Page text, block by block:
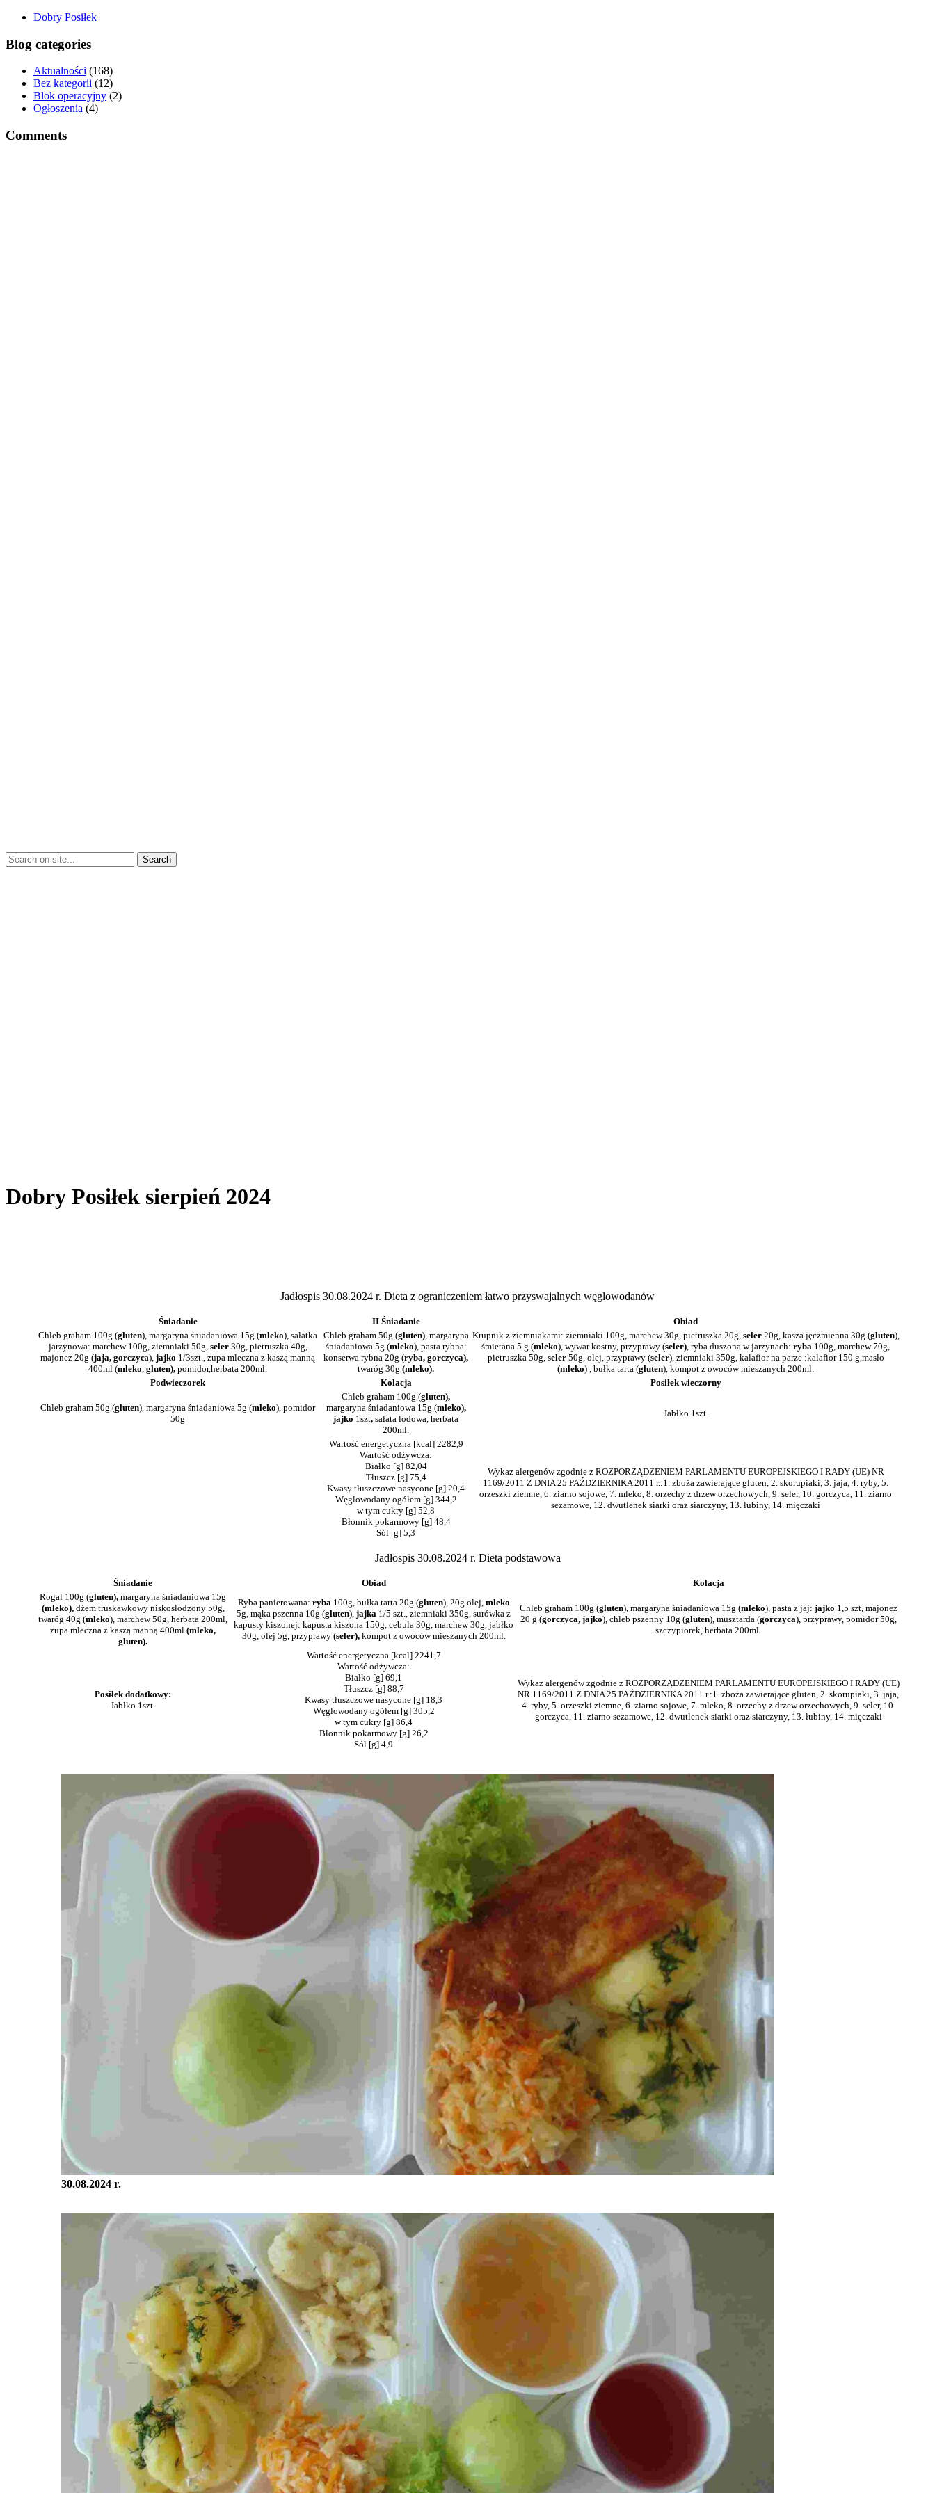
Dobry Posiłek
Blog categories
Aktualności (168)
Bez kategorii (12)
Blok operacyjny (2)
Ogłoszenia (4)
Comments
Dobry Posiłek sierpień 2024
Jadłospis 30.08.2024 r. Dieta z ograniczeniem łatwo przyswajalnych węglowodanów
Śniadanie II Śniadanie
Obiad
Chleb graham 100g (gluten), margaryna śniadaniowa 15g (mleko), sałatka
jarzynowa: marchew 100g, ziemniaki 50g, seler 30g, pietruszka 40g,
majonez 20g (jaja, gorczyca), jajko 1/3szt., zupa mleczna z kaszą manną
400ml (mleko, gluten), pomidor,herbata 200ml.
Chleb graham 50g (gluten), margaryna
śniadaniowa 5g (mleko), pasta rybna:
konserwa rybna 20g (ryba, gorczyca),
twaróg 30g (mleko).
Krupnik z ziemniakami: ziemniaki 100g, marchew 30g, pietruszka 20g, seler20g, kasza jęczmienna 30g (gluten),
śmietana 5 g (mleko), wywar kostny, przyprawy (seler), ryba duszona w jarzynach: ryba 100g, marchew 70g,
pietruszka 50g, seler 50g, olej, przyprawy (seler), ziemniaki 350g, kalafior na parze :kalafior 150 g,masło
(mleko) , bułka tarta (gluten), kompot z owoców mieszanych 200ml.
Podwieczorek
Kolacja Posiłek wieczorny
Chleb graham 50g (gluten), margaryna śniadaniowa 5g (mleko), pomidor
50g
Chleb graham 100g (gluten),
margaryna śniadaniowa 15g (mleko),
jajko 1szt, sałata lodowa, herbata
200ml.
Jabłko 1szt.
Wartość energetyczna [kcal] 2282,9
Wartość odżywcza:
Białko [g] 82,04
Tłuszcz [g] 75,4
Kwasy tłuszczowe nasycone [g] 20,4
Węglowodany ogółem [g] 344,2
w tym cukry [g] 52,8
Błonnik pokarmowy [g] 48,4
Sól [g] 5,3
Wykaz alergenów zgodnie z ROZPORZĄDZENIEM PARLAMENTU EUROPEJSKIEGO I RADY (UE) NR
1169/2011 Z DNIA 25 PAŹDZIERNIKA 2011 r.:1. zboża zawierające gluten, 2. skorupiaki, 3. jaja, 4. ryby, 5.
orzeszki ziemne, 6. ziarno sojowe, 7. mleko, 8. orzechy z drzew orzechowych, 9. seler, 10. gorczyca, 11. ziarno
sezamowe, 12. dwutlenek siarki oraz siarczyny, 13. łubiny, 14. mięczaki
Jadłospis 30.08.2024 r. Dieta podstawowa
Śniadanie Obiad
Kolacja
Rogal 100g (gluten), margaryna śniadaniowa 15g
(mleko), dżem truskawkowy niskosłodzony 50g,
twaróg 40g (mleko), marchew 50g, herbata 200ml,
zupa mleczna z kaszą manną 400ml (mleko,
gluten).
Ryba panierowana: ryba100g, bułka tarta 20g (gluten), 20g olej, mleko
5g, mąka pszenna 10g (gluten), jajka 1/5 szt., ziemniaki 350g, surówka z
kapusty kiszonej: kapusta kiszona 150g, cebula 30g, marchew 30g, jabłko
30g, olej 5g, przyprawy (seler), kompot z owoców mieszanych 200ml.
Chleb graham 100g (gluten), margaryna śniadaniowa 15g (mleko), pasta z jaj: jajko 1,5 szt, majonez
20 g (gorczyca, jajko), chleb pszenny 10g (gluten), musztarda (gorczyca), przyprawy, pomidor 50g,
szczypiorek, herbata 200ml.
Posiłek dodatkowy:
Jabłko 1szt.
Wartość energetyczna [kcal] 2241,7
Wartość odżywcza:
Białko [g] 69,1
Tłuszcz [g] 88,7
Kwasy tłuszczowe nasycone [g] 18,3
Węglowodany ogółem [g] 305,2
w tym cukry [g] 86,4
Błonnik pokarmowy [g] 26,2
Sól [g] 4,9
Wykaz alergenów zgodnie z ROZPORZĄDZENIEM PARLAMENTU EUROPEJSKIEGO I RADY (UE)
NR 1169/2011 Z DNIA 25 PAŹDZIERNIKA 2011 r.:1. zboża zawierające gluten, 2. skorupiaki, 3. jaja,
4. ryby, 5. orzeszki ziemne, 6. ziarno sojowe, 7. mleko, 8. orzechy z drzew orzechowych, 9. seler, 10.
gorczyca, 11. ziarno sezamowe, 12. dwutlenek siarki oraz siarczyny, 13. łubiny, 14. mięczaki
30.08.2024 r.